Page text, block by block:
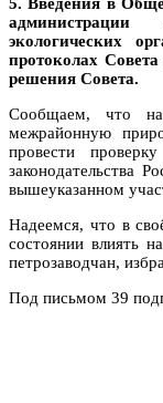
администрации
экологических
протоколах
решения Совета.
Сообщаем, что
межрайонную
провести
законодательства
вышеуказанном
Надеемся, что в
состоянии влиять
петрозаводчан,
Под письмом 39